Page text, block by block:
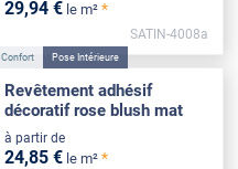
29,94 € le m² *
SATIN-4008a
Confort Pose Intérieure
Revêtement adhésif
décoratif rose blush mat
à partir de
24,85 € le m² *